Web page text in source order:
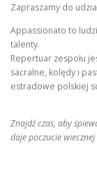
Zapraszamy do
Appassionato to
talenty.
Repertuar zespołu
sacralne, kolędy i
estradowe polskiej
Znajdź czas, aby
daje poczucie wiecznej